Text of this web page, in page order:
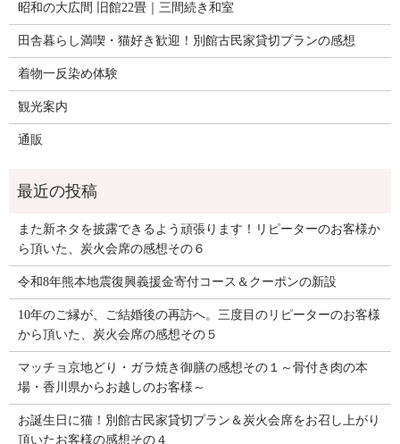
昭和の大広間 旧館22畳｜三間続き和室
田舎暮らし満喫・猫好き歓迎！別館古民家貸切プランの感想
着物一反染め体験
観光案内
通販
また新ネタを披露できるよう頑張ります！リピーターのお客様か
ら頂いた、炭火会席の感想その６
令和8年熊本地震復興義援金寄付コース＆クーポンの新設
10年のご縁が、ご結婚後の再訪へ。三度目のリピーターのお客様
から頂いた、炭火会席の感想その５
マッチョ京地どり・ガラ焼き御膳の感想その１～骨付き肉の本
場・香川県からお越しのお客様～
お誕生日に猫！別館古民家貸切プラン＆炭火会席をお召し上がり
頂いたお客様の感想その４